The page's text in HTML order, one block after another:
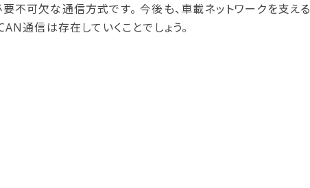
不可欠な通信方式です。 今後も、車載ネットワークを支える
通信は存在していくことでしょう。